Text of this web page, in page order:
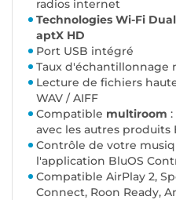
radios internet
Technologies Wi-Fi
aptX HD
Port USB intégré
Taux d'échantillonnage
Lecture de fichiers
WAV / AIFF
Compatible multiroom
avec les autres produits
Contrôle de votre
l'application BluOS
Compatible AirPlay 2,
Connect, Roon Ready,